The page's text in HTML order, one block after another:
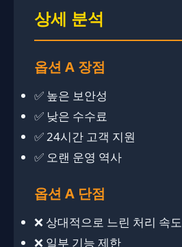
상세 분석
옵션 A 장점
✅ 높은 보안성
✅ 낮은 수수료
✅ 24시간 고객 지원
✅ 오랜 운영 역사
옵션 A 단점
❌ 상대적으로 느린 처리 속도
❌ 일부 기능 제한